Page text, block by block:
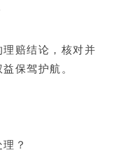
赔结论，核对并
保驾护航。
？